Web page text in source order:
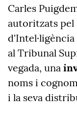
Carles
autoritzats pel
al Tribunal
vegada, una
noms i
i la seva